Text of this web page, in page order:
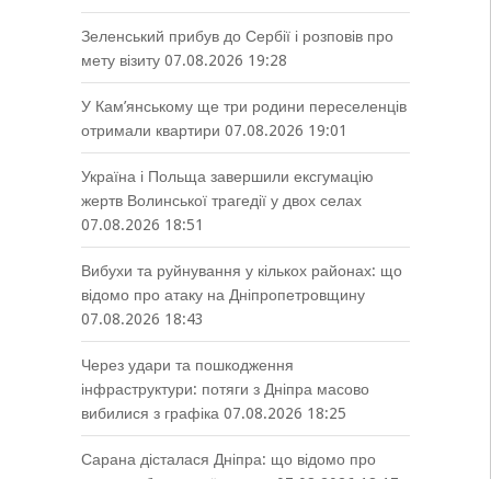
Зеленський прибув до Сербії і розповів про
мету візиту 07.08.2026 19:28
У Кам’янському ще три родини переселенців
отримали квартири 07.08.2026 19:01
Україна і Польща завершили ексгумацію
жертв Волинської трагедії у двох селах
07.08.2026 18:51
Вибухи та руйнування у кількох районах: що
відомо про атаку на Дніпропетровщину
07.08.2026 18:43
Через удари та пошкодження
інфраструктури: потяги з Дніпра масово
вибилися з графіка 07.08.2026 18:25
Сарана дісталася Дніпра: що відомо про